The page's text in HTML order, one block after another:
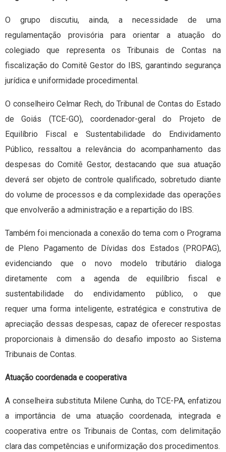
O grupo discutiu, ainda, a necessidade de uma
regulamentação provisória para orientar a atuação do
colegiado que representa os Tribunais de Contas na
fiscalização do Comitê Gestor do IBS, garantindo segurança
jurídica e uniformidade procedimental.
O conselheiro Celmar Rech, do Tribunal de Contas do Estado
de Goiás (TCE-GO), coordenador-geral do Projeto de
Equilíbrio Fiscal e Sustentabilidade do Endividamento
Público, ressaltou a relevância do acompanhamento das
despesas do Comitê Gestor, destacando que sua atuação
deverá ser objeto de controle qualificado, sobretudo diante
do volume de processos e da complexidade das operações
que envolverão a administração e a repartição do IBS.
Também foi mencionada a conexão do tema com o Programa
de Pleno Pagamento de Dívidas dos Estados (PROPAG),
evidenciando que o novo modelo tributário dialoga
diretamente com a agenda de equilíbrio fiscal e
sustentabilidade do endividamento público, o que
requer uma forma inteligente, estratégica e construtiva de
apreciação dessas despesas, capaz de oferecer respostas
proporcionais à dimensão do desafio imposto ao Sistema
Tribunais de Contas.
Atuação coordenada e cooperativa
A conselheira substituta Milene Cunha, do TCE-PA, enfatizou
a importância de uma atuação coordenada, integrada e
cooperativa entre os Tribunais de Contas, com delimitação
clara das competências e uniformização dos procedimentos.